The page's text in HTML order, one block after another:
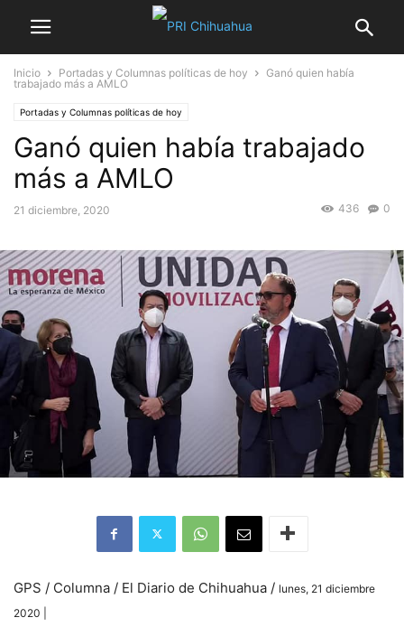
Inicio Portadas y Columnas políticas de hoy
Ganó quien había
trabajado más a AMLO
Portadas y Columnas políticas de hoy
Ganó quien había trabajado
más a AMLO
21 diciembre, 2020 0
436
GPS / Columna / El Diario de Chihuahua / lunes, 21 diciembre
2020 |